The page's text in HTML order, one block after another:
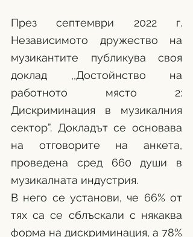
През септември 2022 г.
Независимото дружество на
музикантите публикува своя
доклад ,,Достойнство на
работното място 2:
Дискриминация в музикалния
сектор”. Докладът се основава
на отговорите на анкета,
проведена сред 660 души в
музикалната индустрия.
В него се установи, че 66% от
тях са се сблъскали с някаква
форма на дискриминация, а 78%